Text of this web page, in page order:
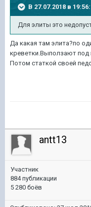
В 27.07.2018 в
Для элиты это
Да какая там элита?по
креветки.Выползают под
Потом статкой своей
antt13
Участник
884 публикации
5 280 боёв